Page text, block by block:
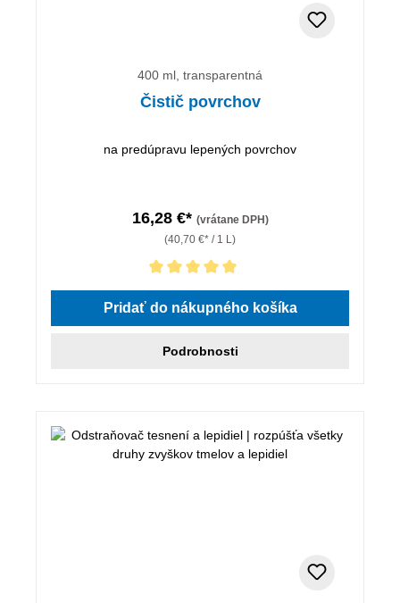
400 ml, transparentná
Čistič povrchov
na predúpravu lepených povrchov
16,28 €* (vrátane DPH)
(40,70 €* / 1 L)
Priemerné hodnotenie 5 z 5 hviezdičiek
Pridať do nákupného košíka
Podrobnosti